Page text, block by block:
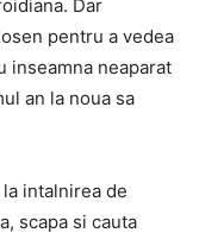
Dar
pentru a vedea
inseamna neaparat
an la noua sa
intalnirea de
scapa si cauta